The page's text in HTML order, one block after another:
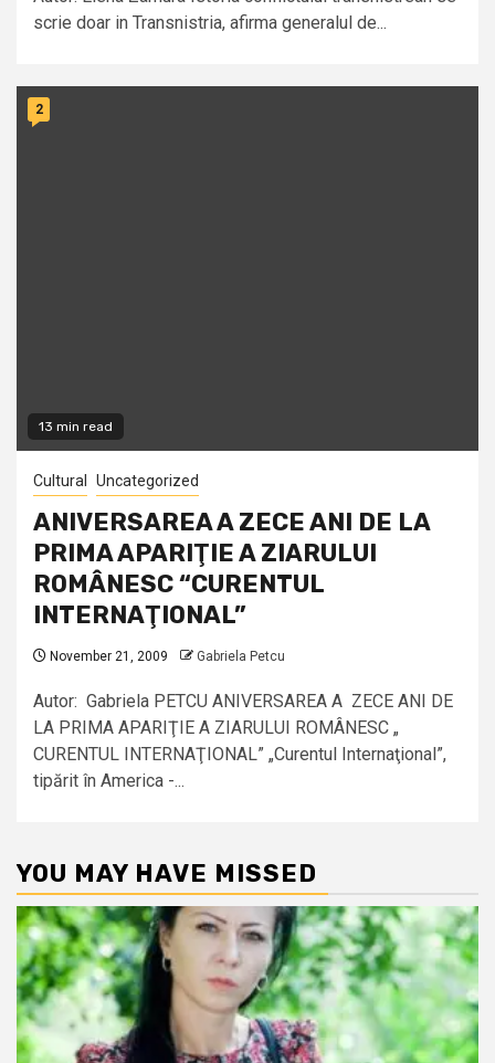
scrie doar in Transnistria, afirma generalul de...
13 min read
2
Cultural Uncategorized
ANIVERSAREA A ZECE ANI DE LA
PRIMA APARIŢIE A ZIARULUI
ROMÂNESC “CURENTUL
INTERNAŢIONAL”
November 21, 2009 Gabriela Petcu
Autor: Gabriela PETCU ANIVERSAREA A ZECE ANI DE
LA PRIMA APARIŢIE A ZIARULUI ROMÂNESC „
CURENTUL INTERNAŢIONAL” „Curentul Internaţional”,
tipărit în America -...
YOU MAY HAVE MISSED